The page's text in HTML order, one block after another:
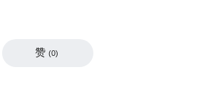
赞 (0)